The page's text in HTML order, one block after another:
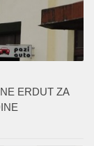
ERDUT ZA